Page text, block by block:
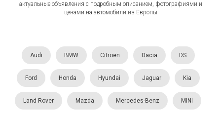
актуальные объявления с подробным описанием, фотографиями и
ценами на автомобили из Европы
Audi BMW Citroën Dacia DS
Ford Honda Hyundai Jaguar Kia
Land Rover Mazda Mercedes-Benz MINI